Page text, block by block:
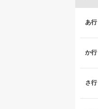
あ行
か行
さ行